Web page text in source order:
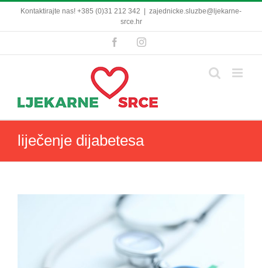
content
Kontaktirajte nas! +385 (0)31 212 342
zajednicke.sluzbe@ljekarne-
srce.hr
FacebookInstagram
liječenje dijabetesa